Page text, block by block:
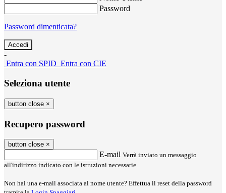
Password
Password dimenticata?
-
Entra con SPID Entra con CIE
Seleziona utente
button close ×
Recupero password
button close ×
E-mail Verrà inviato un messaggio
all'indirizzo indicato con le istruzioni necessarie.
Non hai una e-mail associata al nome utente? Effettua il reset della password